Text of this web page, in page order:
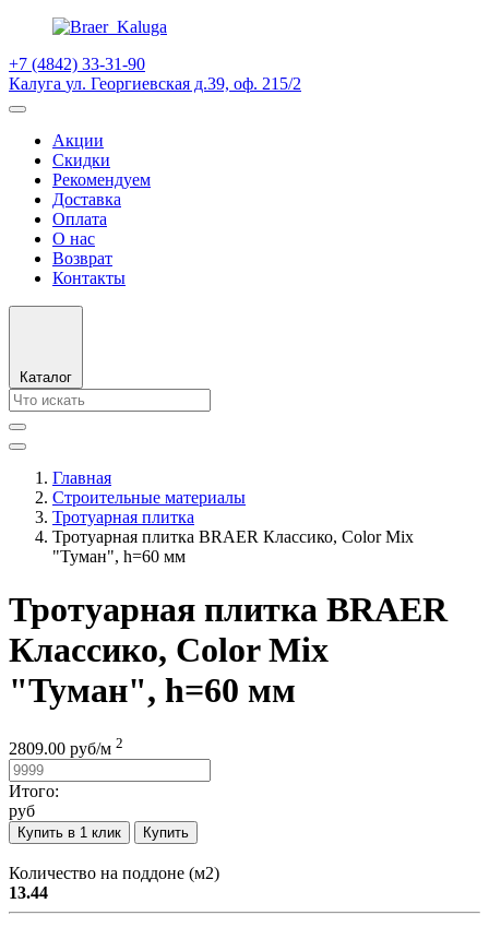
+7 (4842) 33-31-90
Калуга ул. Георгиевская д.39, оф. 215/2
Акции
Скидки
Рекомендуем
Доставка
Оплата
О нас
Возврат
Контакты
Каталог
Главная
Строительные материалы
Тротуарная плитка
Тротуарная плитка BRAER Классико, Color Mix
"Туман", h=60 мм
Тротуарная плитка BRAER
Классико, Color Mix
"Туман", h=60 мм
2809.00 руб/м 2
Итого:
руб
Купить в 1 клик Купить
Количество на поддоне (м2)
13.44